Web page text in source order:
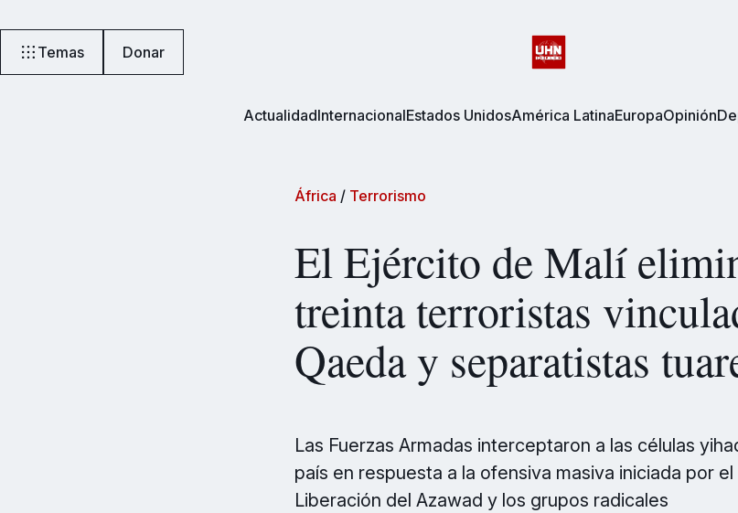
Temas Donar
ActualidadInternacionalEstados UnidosAmérica LatinaEuropaOpinión
África / Terrorismo
El Ejército de Malí
treinta terroristas
Qaeda y separatistas
Las Fuerzas Armadas interceptaron a las células
país en respuesta a la ofensiva masiva iniciada por
Liberación del Azawad y los grupos radicales